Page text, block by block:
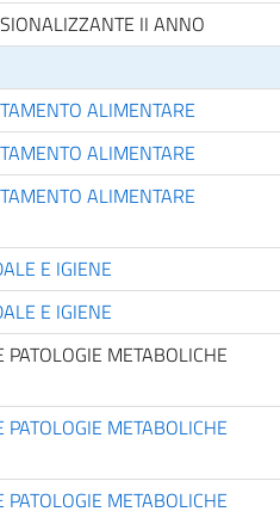
II ANNO
ALIMENTARE
ALIMENTARE
ALIMENTARE
E IGIENE
E IGIENE
METABOLICHE
METABOLICHE
METABOLICHE